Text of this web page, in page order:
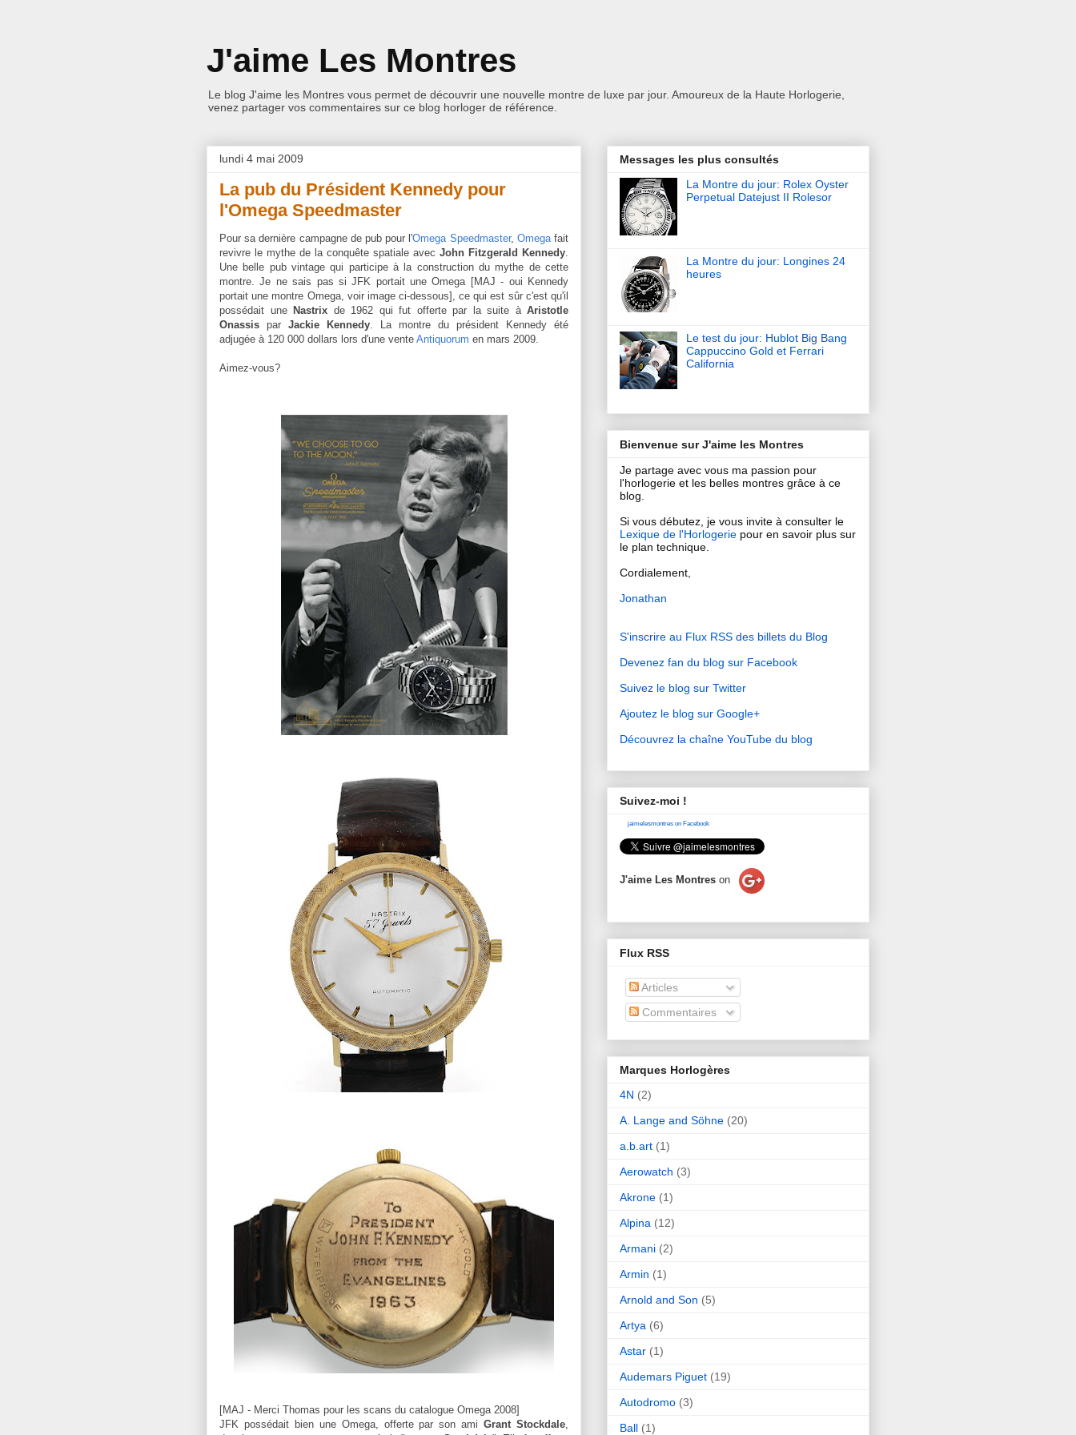
J'aime Les Montres
Le blog J'aime les Montres vous permet de découvrir une nouvelle montre de luxe par jour. Amoureux de la Haute Horlogerie,
venez partager vos commentaires sur ce blog horloger de référence.
lundi 4 mai 2009
La pub du Président Kennedy pour
l'Omega Speedmaster
Pour sa dernière campagne de pub pour l'Omega Speedmaster, Omegafait
revivre le mythe de la conquête spatiale avec John Fitzgerald Kennedy.
Une belle pub vintage qui participe à la construction du mythe de cette
montre. Je ne sais pas si JFK portait une Omega [MAJ - oui Kennedy
portait une montre Omega, voir image ci-dessous], ce qui est sûr c'est qu'il
possédait une Nastrix de 1962 qui fut offerte par la suite à Aristotle
Onassis par Jackie Kennedy. La montre du président Kennedy été
adjugée à 120 000 dollars lors d'une vente Antiquorum en mars 2009.
Aimez-vous?
[MAJ - Merci Thomas pour les scans du catalogue Omega 2008]
JFK possédait bien une Omega, offerte par son amiGrant Stockdale,
Messages les plus consultés
La Montre du jour: Rolex Oyster
Perpetual Datejust II Rolesor
La Montre du jour: Longines 24
heures
Le test du jour: Hublot Big Bang
Cappuccino Gold et Ferrari
California
Bienvenue sur J'aime les Montres
Je partage avec vous ma passion pour
l'horlogerie et les belles montres grâce à ce
blog.
Si vous débutez, je vous invite à consulter le
Lexique de l'Horlogerie pour en savoir plus sur
le plan technique.
Cordialement,
Jonathan
S'inscrire au Flux RSS des billets du Blog
Devenez fan du blog sur Facebook
Suivez le blog sur Twitter
Ajoutez le blog sur Google+
Découvrez la chaîne YouTube du blog
Suivez-moi !
jaimelesmontres on Facebook
J'aime Les Montres on
Flux RSS
Articles
Commentaires
Marques Horlogères
4N (2)
A. Lange and Söhne (20)
a.b.art (1)
Aerowatch (3)
Akrone (1)
Alpina (12)
Armani (2)
Armin (1)
Arnold and Son (5)
Artya (6)
Astar (1)
Audemars Piguet (19)
Autodromo (3)
Ball (1)